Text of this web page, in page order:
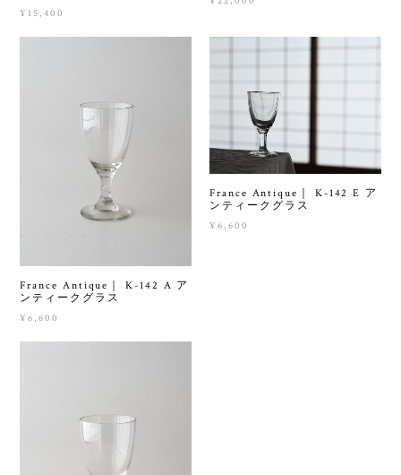
¥15,400
France Antique｜ K-142 A ア
ンティークグラス
¥6,600
France Antique｜ K-142 E ア
ンティークグラス
¥6,600